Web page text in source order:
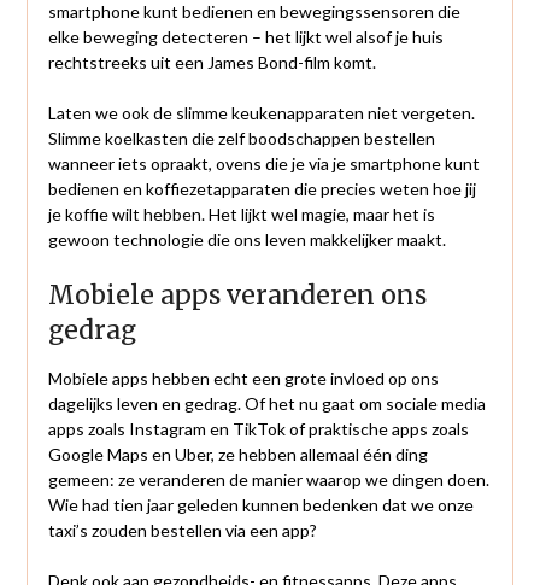
smartphone kunt bedienen en bewegingssensoren die
elke beweging detecteren – het lijkt wel alsof je huis
rechtstreeks uit een James Bond-film komt.
Laten we ook de slimme keukenapparaten niet vergeten.
Slimme koelkasten die zelf boodschappen bestellen
wanneer iets opraakt, ovens die je via je smartphone kunt
bedienen en koffiezetapparaten die precies weten hoe jij
je koffie wilt hebben. Het lijkt wel magie, maar het is
gewoon technologie die ons leven makkelijker maakt.
Mobiele apps veranderen ons
gedrag
Mobiele apps hebben echt een grote invloed op ons
dagelijks leven en gedrag. Of het nu gaat om sociale media
apps zoals Instagram en TikTok of praktische apps zoals
Google Maps en Uber, ze hebben allemaal één ding
gemeen: ze veranderen de manier waarop we dingen doen.
Wie had tien jaar geleden kunnen bedenken dat we onze
taxi’s zouden bestellen via een app?